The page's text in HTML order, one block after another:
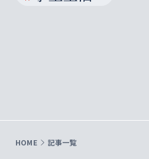
HOME 記事一覧